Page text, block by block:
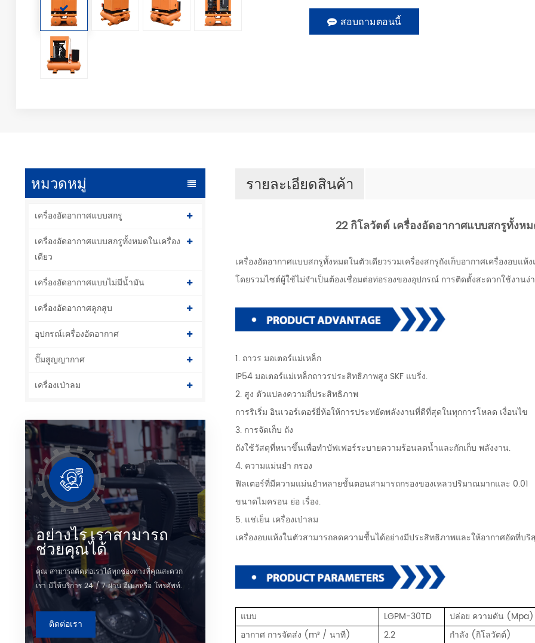
สอบถามตอนนี้
หมวดหมู่
เครื่องอัดอากาศแบบสกรู
เครื่องอัดอากาศแบบสกรูทั้งหมดในเครื่อง
เดียว
เครื่องอัดอากาศแบบไม่มีน้ำมัน
เครื่องอัดอากาศลูกสูบ
อุปกรณ์เครื่องอัดอากาศ
ปั๊มสูญญากาศ
เครื่องเป่าลม
อย่างไร เราสามารถ
ช่วยคุณได้
คุณ สามารถติดต่อเราได้ทุกช่องทางที่คุณสะดวก
เรา มีให้บริการ 24 / 7 ผ่าน อีเมลหรือ โทรศัพท์.
ติดต่อเรา
รายละเอียดสินค้า
22 กิโลวัตต์ เครื่องอัดอากาศแบบสกรูทั้งห
เครื่องอัดอากาศแบบสกรูทั้งหมดในตัวเดียวรวมเครื่องสกรูถังเก็บอากาศเครื่องอบ
โดยรวมไซต์ผู้ใช้ไม่จำเป็นต้องเชื่อมต่อท่อรองของอุปกรณ์ การติดตั้งสะดวกใช้งาน
1. ถาวร มอเตอร์แม่เหล็ก
IP54 มอเตอร์แม่เหล็กถาวรประสิทธิภาพสูง SKF แบริ่ง.
2. สูง ตัวแปลงความถี่ประสิทธิภาพ
การริเริ่ม อินเวอร์เตอร์ยี่ห้อให้การประหยัดพลังงานที่ดีที่สุดในทุกการโหลด เงื่อนไข
3. การจัดเก็บ ถัง
ถังใช้วัสดุที่หนาขึ้นเพื่อทำบัฟเฟอร์ระบายความร้อนลดน้ำและกักเก็บ พลังงาน.
4. ความแม่นยำ กรอง
ฟิลเตอร์ที่มีความแม่นยำหลายขั้นตอนสามารถกรองของเหลวปริมาณมากและ 0.01
ขนาดไมครอน ย่อ เรื่อง.
5. แช่เย็น เครื่องเป่าลม
เครื่องอบแห้งในตัวสามารถลดความชื้นได้อย่างมีประสิทธิภาพและให้อากาศอัดที่บ
แบบ LGPM-30TD ปล่อย ความดัน (Mpa)
อากาศ การจัดส่ง (m³ / นาที)
2.2 กำลัง (กิโลวัตต์)